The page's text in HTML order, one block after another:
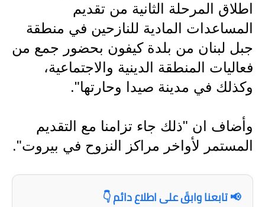
اخبار وقرارات وزارة التربية
نتائج الامتحانات
المرحلة الابتدائية
المرحلة المتوسطة
المرحلة الاعدادية
اسئلة وزارية
اطلاق المرحلة الثانية من تقديم
المساعدات المادية للنازحين في منطقة
جبل لبنان من بلدة كيفون بحضور جمع من
فعاليات المنطقة الدينية والاجتماعية،
وكذلك في مدينة صيدا وحارتها".
وأضاف ان "ذلك جاء تزامنا مع التقديم
المستمر لأواخر مراكز النزوح في بيروت".
📢 تابعنا وابقَ على اطلاع دائم 👇